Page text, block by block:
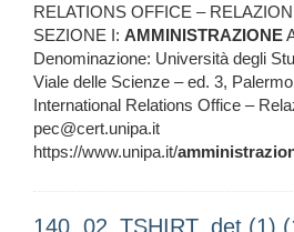
RELATIONS OFFICE –
SEZIONE I: AMMINISTRAZIONE
Denominazione: Università degli
Viale delle Scienze – ed. 3,
International Relations Office –
pec@cert.unipa.it
https://www.unipa.it/
140. 02_TSHIRT_det (1)